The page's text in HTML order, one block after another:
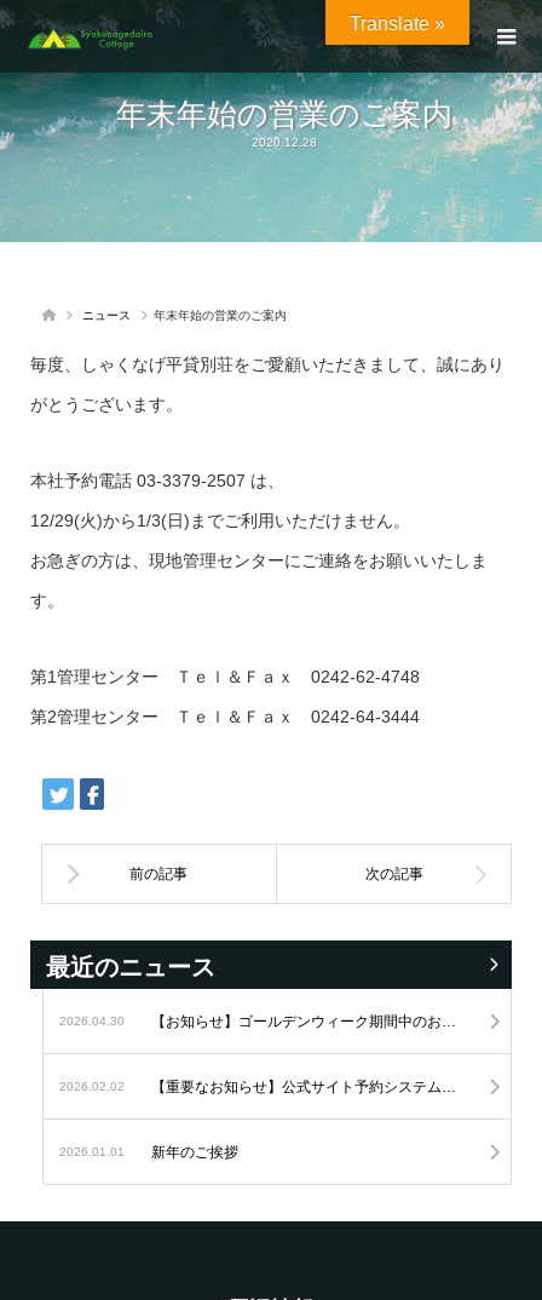
年末年始の営業のご案内
2020.12.28
ニュース 年末年始の営業のご案内
毎度、しゃくなげ平貸別荘をご愛顧いただきまして、誠にあり
がとうございます。
本社予約電話 03-3379-2507 は、
12/29(火)から1/3(日)までご利用いただけません。
お急ぎの方は、現地管理センターにご連絡をお願いいたしま
す。
第1管理センター Ｔｅｌ＆Ｆａｘ 0242-62-4748
第2管理センター Ｔｅｌ＆Ｆａｘ 0242-64-3444
最近のニュース
2026.04.30 【お知らせ】ゴールデンウィーク期間中のお問い合わせにつきまして
2026.02.02 【重要なお知らせ】公式サイト予約システムの変更につきまして
2026.01.01 新年のご挨拶
Translate »